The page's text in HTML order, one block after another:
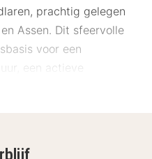
prachtig gelegen
Assen. Dit sfeervolle
voor een
een actieve
in het noorden van